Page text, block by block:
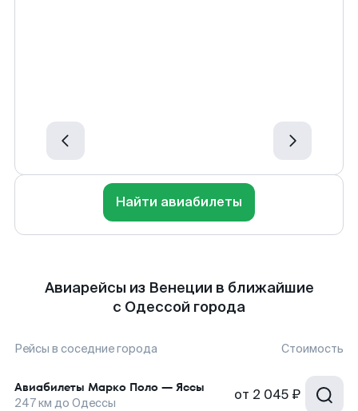
Найти авиабилеты
Авиарейсы из Венеции в ближайшие
с Одессой города
Рейсы в соседние города Стоимость
Авиабилеты Марко Поло — Яссы
247км до Одессы от 2 045 ₽